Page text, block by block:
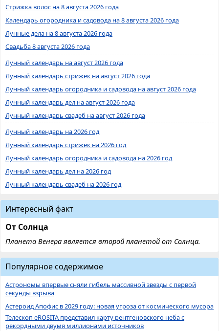
Стрижка волос на 8 августа 2026 года
Календарь огородника и садовода на 8 августа 2026 года
Лунные дела на 8 августа 2026 года
Свадьба 8 августа 2026 года
Лунный календарь на август 2026 года
Лунный календарь стрижек на август 2026 года
Лунный календарь огородника и садовода на август 2026 года
Лунный календарь дел на август 2026 года
Лунный календарь свадеб на август 2026 года
Лунный календарь на 2026 год
Лунный календарь стрижек на 2026 год
Лунный календарь огородника и садовода на 2026 год
Лунный календарь дел на 2026 год
Лунный календарь свадеб на 2026 год
Интересный факт
От Солнца
Планета Венера является второй планетой от Солнца.
Популярное содержимое
Астрономы впервые сняли гибель массивной звезды с первой
секунды взрыва
Астероид Апофис в 2029 году: новая угроза от космического мусора
Телескоп eROSITA представил карту рентгеновского неба с
рекордными двумя миллионами источников